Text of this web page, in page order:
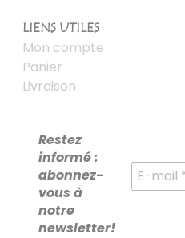
LIENS UTILES
Mon compte
Panier
Livraison
Restez
informé :
abonnez-
vous à
notre
newsletter!